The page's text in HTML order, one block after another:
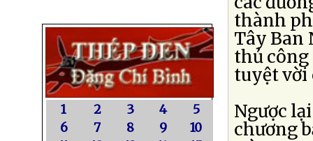
1 2 3 4
5
6
7 8 9
10
thành
Tây Ban
thủ
tuyệt vời
Ngược
chương